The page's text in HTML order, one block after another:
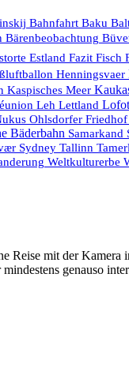
Bahnfahrt Baku
Bärenbeobachtung
Estland Fazit Fisch
Henningsvaer
Kaspisches Meer
Leh Lettland
Ohlsdorfer Friedhof
Bäderbahn Samarkand
Sydney Tallinn
Weltkulturerbe
Reise mit der
genauso